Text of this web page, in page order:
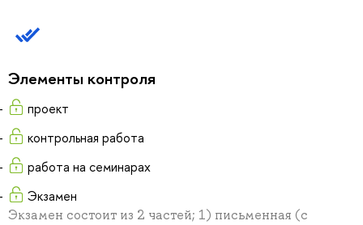
Элементы контроля
проект
контрольная работа
работа на семинарах
Экзамен
Экзамен состоит из 2 частей; 1) письменная (с